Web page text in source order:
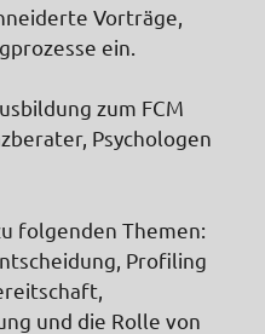
Vorträge,
ein.
zum FCM
Psychologen
folgenden Themen:
Profiling
und die Rolle von